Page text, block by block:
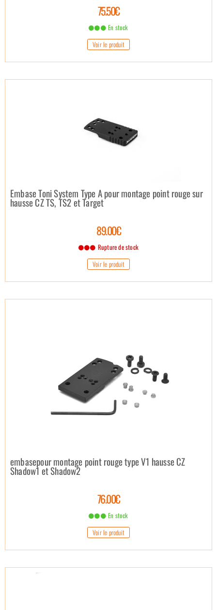
75.50€
En stock
Voir le produit
Embase Toni System Type A pour montage point rouge sur
hausse CZ TS, TS2 et Target
89.00€
Rupture de stock
Voir le produit
embasepour montage point rouge type V1 hausse CZ
Shadow1 et Shadow2
76.00€
En stock
Voir le produit